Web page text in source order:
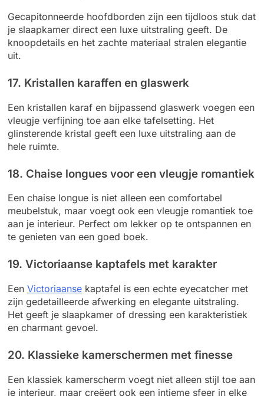
Gecapitonneerde hoofdborden zijn een tijdloos stuk dat
je slaapkamer direct een luxe uitstraling geeft. De
knoopdetails en het zachte materiaal stralen elegantie
uit.
17. Kristallen karaffen en glaswerk
Een kristallen karaf en bijpassend glaswerk voegen een
vleugje verfijning toe aan elke tafelsetting. Het
glinsterende kristal geeft een luxe uitstraling aan de
hele ruimte.
18. Chaise longues voor een vleugje romantiek
Een chaise longue is niet alleen een comfortabel
meubelstuk, maar voegt ook een vleugje romantiek toe
aan je interieur. Perfect om lekker op te ontspannen en
te genieten van een goed boek.
19. Victoriaanse kaptafels met karakter
Een Victoriaanse kaptafel is een echte eyecatcher met
zijn gedetailleerde afwerking en elegante uitstraling.
Het geeft je slaapkamer of dressing een karakteristiek
en charmant gevoel.
20. Klassieke kamerschermen met finesse
Een klassiek kamerscherm voegt niet alleen stijl toe aan
je interieur, maar creëert ook een intieme sfeer in elke